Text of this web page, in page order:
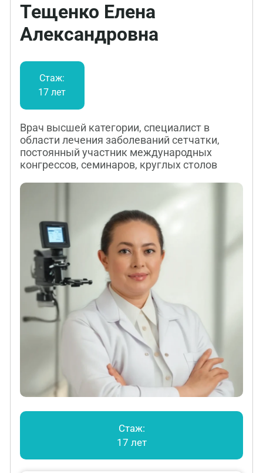
Тещенко Елена
Александровна
Стаж:
17 лет
Врач высшей категории, специалист в
области лечения заболеваний сетчатки,
постоянный участник международных
конгрессов, семинаров, круглых столов
Стаж:
17 лет